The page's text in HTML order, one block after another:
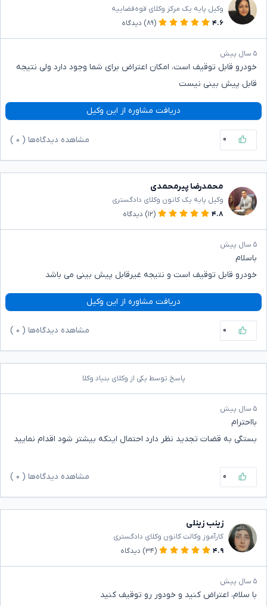
وکیل پایه یک مرکز وکلای قوه‌قضاییه
۴.۶
(۸۹) دیدگاه
۵ سال پیش
خودرو قابل توقیف است، امکان اعتراض برای شما وجود دارد ولی نتیجه
قابل پیش بینی نیست
دریافت مشاوره از این وکیل
۰ مشاهده دیدگاه‌ها ( ۰
محمدرضا پیرمحمدی
وکیل پایه یک کانون وکلای دادگستری
۴.۸
(۱۲) دیدگاه
۵ سال پیش
باسلام
خودرو قابل توقیف است و نتیجه غیرقابل پیش بینی می باشد
دریافت مشاوره از این وکیل
۰ مشاهده دیدگاه‌ها ( ۰
پاسخ توسط یکی از وکلای بنیاد وکلا
۵ سال پیش
بااحترام
بستگی به قضات تجدید نظر دارد احتمال اینکه بیشتر شود اقدام نمایید
۰ مشاهده دیدگاه‌ها ( ۰
زینب زینلی
کارآموز وکالت کانون وکلای دادگستری
۴.۹
(۳۴) دیدگاه
۵ سال پیش
با سلام، اعتراض کنید و خودور رو توقیف کنید